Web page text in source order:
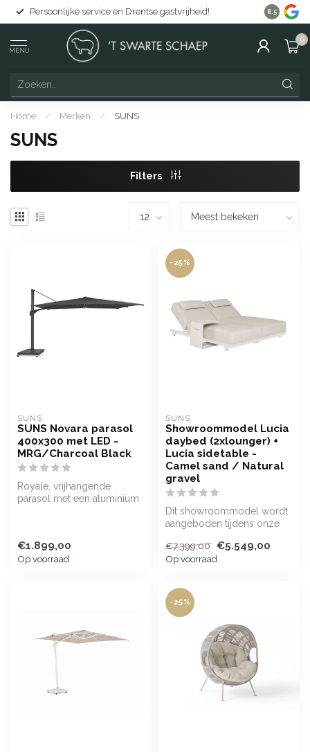
Gratis levering in Nederland vanaf €150 8.5
MENU
0
Home / Merken / SUNS
SUNS
Filters
SUNS
SUNS Novara parasol
400x300 met LED -
MRG/Charcoal Black
Royale, vrijhangende
parasol met een aluminium
€1.899,00
Op voorraad
-25%
SUNS
Showroommodel Lucia
daybed (2xlounger) +
Lucia sidetable -
Camel sand / Natural
gravel
Dit showroommodel wordt
aangeboden tijdens onze
combineert een r...
€7.399,00 €5.549,00
Op voorraad
-25%